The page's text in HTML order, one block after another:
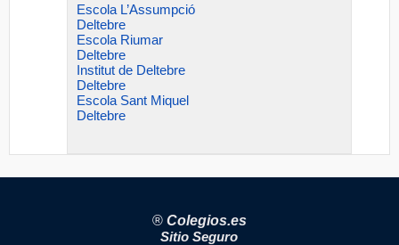
Escola L’Assumpció
Deltebre
Escola Riumar
Deltebre
Institut de Deltebre
Deltebre
Escola Sant Miquel
Deltebre
® Colegios.es
Sitio Seguro